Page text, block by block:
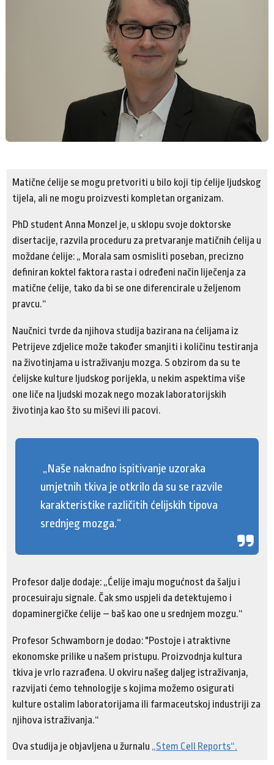
Matične ćelije se mogu pretvoriti u bilo koji tip ćelije ljudskog
tijela, ali ne mogu proizvesti kompletan organizam.
PhD student Anna Monzel je, u sklopu svoje doktorske
disertacije, razvila proceduru za pretvaranje matičnih ćelija u
moždane ćelije: „ Morala sam osmisliti poseban, precizno
definiran koktel faktora rasta i određeni način liječenja za
matične ćelije, tako da bi se one diferencirale u željenom
pravcu.“
Naučnici tvrde da njihova studija bazirana na ćelijama iz
Petrijeve zdjelice može također smanjiti i količinu testiranja
na životinjama u istraživanju mozga. S obzirom da su te
ćelijske kulture ljudskog porijekla, u nekim aspektima više
one liče na ljudski mozak nego mozak laboratorijskih
životinja kao što su miševi ili pacovi.
„Naše naknadno ispitivanje uzoraka
umjetnih tkiva je otkrilo da su se razvile
karakteristike različitih ćelijskih tipova
srednjeg mozga.“
Profesor dalje dodaje: „Ćelije imaju mogućnost da šalju i
procesuiraju signale. Čak smo uspjeli da detektujemo i
dopaminergičke ćelije – baš kao one u srednjem mozgu.“
Profesor Schwamborn je dodao: "Postoje i atraktivne
ekonomske prilike u našem pristupu. Proizvodnja kultura
tkiva je vrlo razrađena. U okviru našeg daljeg istraživanja,
razvijati ćemo tehnologije s kojima možemo osigurati
kulture ostalim laboratorijama ili farmaceutskoj industriji za
njihova istraživanja.“
Ova studija je objavljena u žurnalu „Stem Cell Reports“.